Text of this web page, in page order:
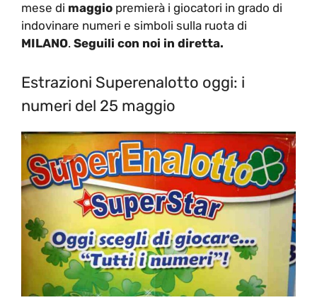
mese di maggio premierà i giocatori in grado di
indovinare numeri e simboli sulla ruota di
MILANO. Seguili con noi in diretta.
Estrazioni Superenalotto oggi: i
numeri del 25 maggio